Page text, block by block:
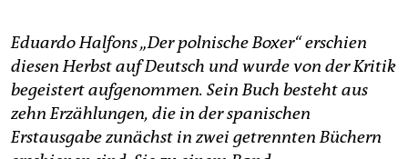
unterstützen
abo
genossenschaft
epaper login
Eduardo Halfons „Der polnische Boxer“ erschien
diesen Herbst auf Deutsch und wurde von der Kritik
begeistert aufgenommen. Sein Buch besteht aus
zehn Erzählungen, die in der spanischen
Erstausgabe zunächst in zwei getrennten Büchern